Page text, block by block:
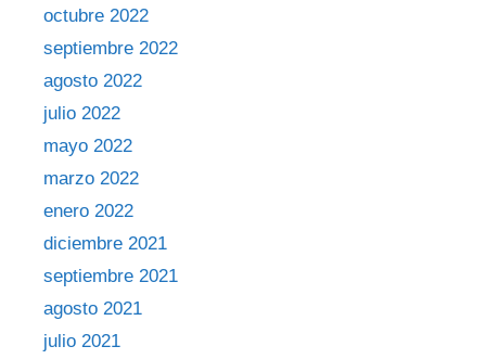
octubre 2022
septiembre 2022
agosto 2022
julio 2022
mayo 2022
marzo 2022
enero 2022
diciembre 2021
septiembre 2021
agosto 2021
julio 2021